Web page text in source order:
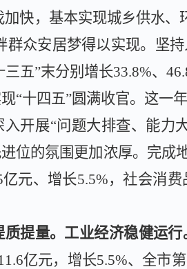
快，基本实现城乡供水、
群众安居梦得以实现。坚
五”末分别增长33.8%、
“十四五”圆满收官。这一
开展“问题大排查、能力
位的氛围更加浓厚。 完成
亿元、增长5.5%，社会消
提量。工业经济稳健运行
亿元，增长5.5%、全市